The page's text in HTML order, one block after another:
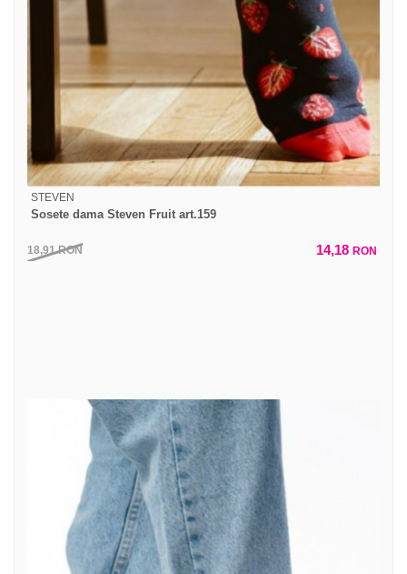
STEVEN
Sosete dama Steven Fruit art.159
18,91RON 14,18 RON